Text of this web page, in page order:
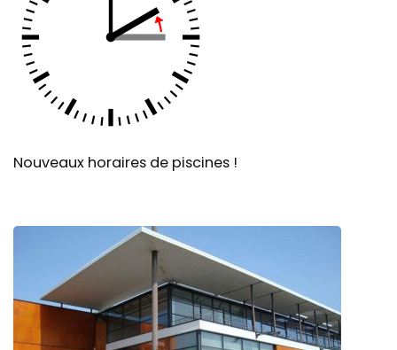
Nouveaux horaires de piscines !